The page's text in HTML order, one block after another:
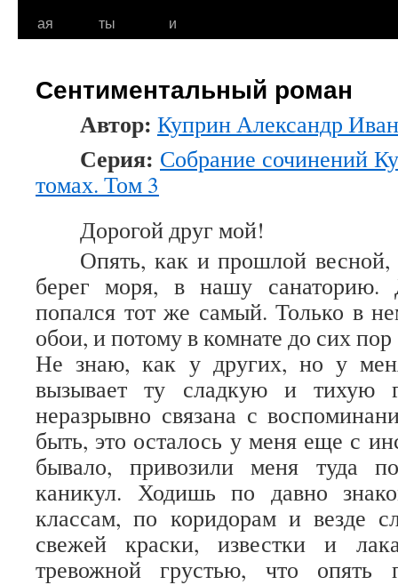
ая
ты
и
Сентиментальный роман
Автор: Куприн Александр
Серия: Собрание сочинений
томах. Том 3
Дорогой друг мой!
Опять, как и прошлой
берег моря, в нашу
попался тот же самый. Только в
обои, и потому в комнате до сих
Не знаю, как у других, но у
вызывает ту сладкую и тихую
неразрывно связана с
быть, это осталось у меня еще с
бывало, привозили меня туда
каникул. Ходишь по давно
классам, по коридорам и везде
свежей краски, известки и
тревожной грустью, что опять